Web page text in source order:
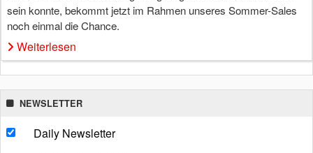
sein konnte, bekommt jetzt im Rahmen unseres Sommer-Sales
noch einmal die Chance.
Weiterlesen
NEWSLETTER
Daily Newsletter